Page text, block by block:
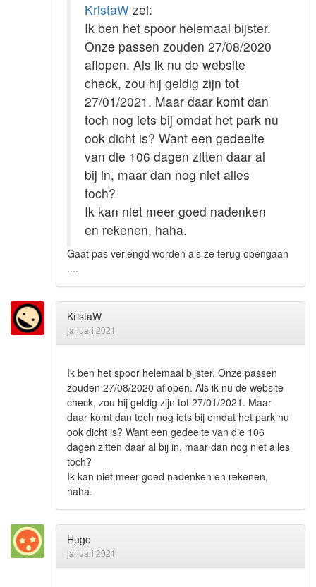
KristaW zei:
Ik ben het spoor helemaal bijster.
Onze passen zouden 27/08/2020
aflopen. Als ik nu de website
check, zou hij geldig zijn tot
27/01/2021. Maar daar komt dan
toch nog iets bij omdat het park nu
ook dicht is? Want een gedeelte
van die 106 dagen zitten daar al
bij in, maar dan nog niet alles
toch?
Ik kan niet meer goed nadenken
en rekenen, haha.
Gaat pas verlengd worden als ze terug opengaan
....
KristaW
januari 2021
Ik ben het spoor helemaal bijster. Onze passen
zouden 27/08/2020 aflopen. Als ik nu de website
check, zou hij geldig zijn tot 27/01/2021. Maar
daar komt dan toch nog iets bij omdat het park nu
ook dicht is? Want een gedeelte van die 106
dagen zitten daar al bij in, maar dan nog niet alles
toch?
Ik kan niet meer goed nadenken en rekenen,
haha.
Hugo
januari 2021